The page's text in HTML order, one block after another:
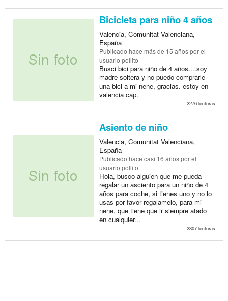
Bicicleta para niño 4 años
Valencia, Comunitat Valenciana,
España
Publicado hace más de 15 añospor el
usuario pollito
Busci bici para niño de 4 años....soy
madre soltera y no puedo comprarle
una bici a mi nene, gracias. estoy en
valencia cap.
2276 lecturas
Asiento de niño
Valencia, Comunitat Valenciana,
España
Publicado hace casi 16 añospor el
usuario pollito
Hola, busco alguien que me pueda
regalar un asciento para un niño de 4
años para coche, si tienes uno y no lo
usas por favor regalamelo, para mi
nene, que tiene que ir siempre atado
en cualquier...
2307 lecturas